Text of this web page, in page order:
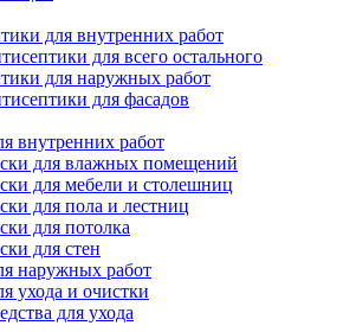
для внутренних работ
для всего остального
для наружных работ
для фасадов
внутренних работ
для влажных помещений
для мебели и столешниц
для пола и лестниц
для потолка
для стен
наружных работ
ухода и очистки
для ухода